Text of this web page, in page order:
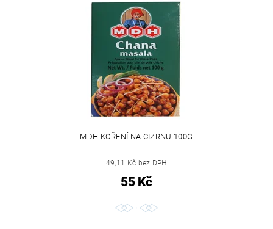
MDH KOŘENÍ NA CIZRNU 100G
49,11 Kč bez DPH
55 Kč